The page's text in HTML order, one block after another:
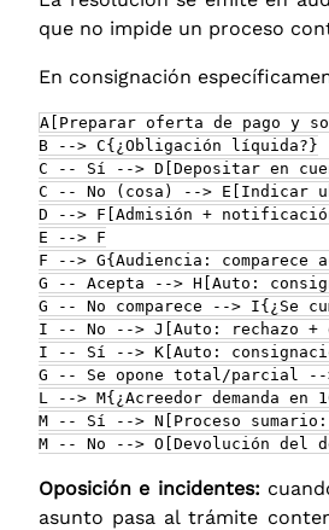
que no impide un proceso
En consignación
A[Preparar oferta de pago y
B --> C{¿Obligación líquida?}
C -- Sí --> D[Depositar en
C -- No (cosa) --> E[Indicar
D --> F[Admisión +
E --> F
F --> G{Audiencia: comparece
G -- Acepta --> H[Auto:
G -- No comparece --> I{¿Se
I -- No --> J[Auto: rechazo +
I -- Sí --> K[Auto:
G -- Se opone total/parcial --
L --> M{¿Acreedor demanda en
M -- Sí --> N[Proceso
M -- No --> O[Devolución del
Oposición e incidentes:
asunto pasa al trámite